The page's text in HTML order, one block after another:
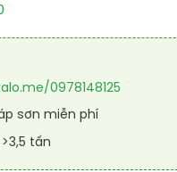
0978148125
sơn miễn phí
tấn